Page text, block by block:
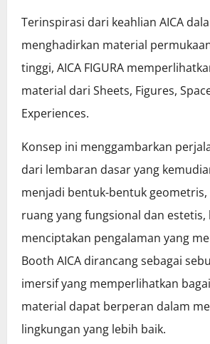
Terinspirasi dari keahlian AICA
menghadirkan material
tinggi, AICA FIGURA
material dari Sheets, Figures,
Experiences.
Konsep ini menggambarkan
dari lembaran dasar yang
menjadi bentuk-bentuk
ruang yang fungsional dan estetis,
menciptakan pengalaman yang
Booth AICA dirancang sebagai
imersif yang memperlihatkan
material dapat berperan dalam
lingkungan yang lebih baik.